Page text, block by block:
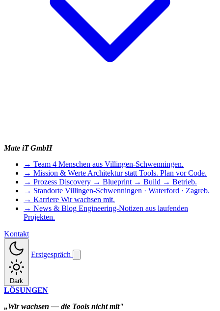
Mate iT GmbH
→ Team 4 Menschen aus Villingen-Schwenningen.
→ Mission & Werte Architektur statt Tools. Plan vor Code.
→ Prozess Discovery → Blueprint → Build → Betrieb.
→ Standorte Villingen-Schwenningen · Waterford · Zagreb.
→ Karriere Wir wachsen mit.
→ News & Blog Engineering-Notizen aus laufenden
Projekten.
Kontakt
Dark
Erstgespräch
LÖSUNGEN
„Wir wachsen — die Tools nicht mit"